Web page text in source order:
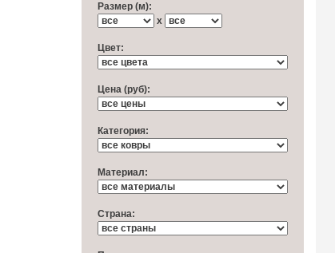
Размер (м):
x
Цвет:
Цена (руб):
Категория:
Материал:
Cтрана: